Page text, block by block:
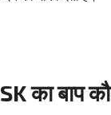
का बाप